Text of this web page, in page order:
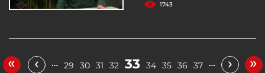
1743
« ‹ … 29 30 31 32 33 34 35 36 37 … › »